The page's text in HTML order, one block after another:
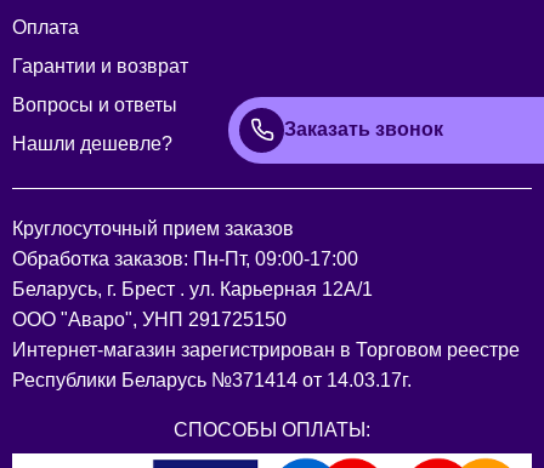
Оплата
Гарантии и возврат
Вопросы и ответы
Нашли дешевле?
Заказать звонок
Круглосуточный прием заказов
Обработка заказов: Пн-Пт, 09:00-17:00
Беларусь, г. Брест . ул. Карьерная 12А/1
ООО "Аваро", УНП 291725150
Интернет-магазин зарегистрирован в Торговом реестре
Республики Беларусь №371414 от 14.03.17г.
СПОСОБЫ ОПЛАТЫ: